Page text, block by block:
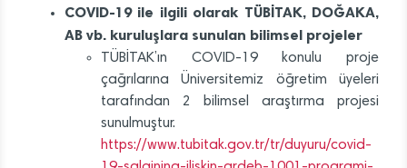
COVID-19 ile ilgili olarak TÜBİTAK, DOĞAKA,
AB vb. kuruluşlara sunulan bilimsel projeler
TÜBİTAK’ın COVID-19 konulu proje
çağrılarına Üniversitemiz öğretim üyeleri
tarafından 2 bilimsel araştırma projesi
sunulmuştur.
https://www.tubitak.gov.tr/tr/duyuru/covid-